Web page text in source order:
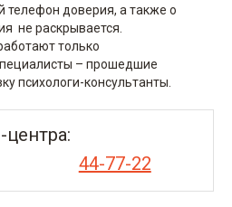
телефон доверия, а также о
не раскрывается.
только
– прошедшие
психологи-консультанты.
44-77-22